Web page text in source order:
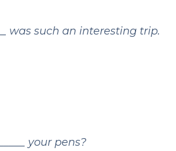
was such an interesting trip.
your pens?